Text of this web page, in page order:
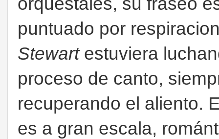
puntuado por
Stewartestuviera
proceso de canto,
recuperando el aliento.
es a gran escala,